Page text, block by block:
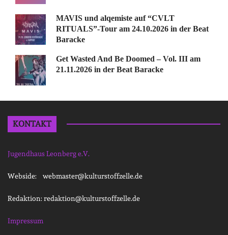
MAVIS und alqemiste auf “CVLT
RITUALS”-Tour am 24.10.2026 in der Beat
Baracke
Get Wasted And Be Doomed – Vol. III am
21.11.2026 in der Beat Baracke
KONTAKT
Jugendhaus Leonberg e.V.
Webside: webmaster@kulturstoffzelle.de
Redaktion: redaktion@kulturstoffzelle.de
Impressum